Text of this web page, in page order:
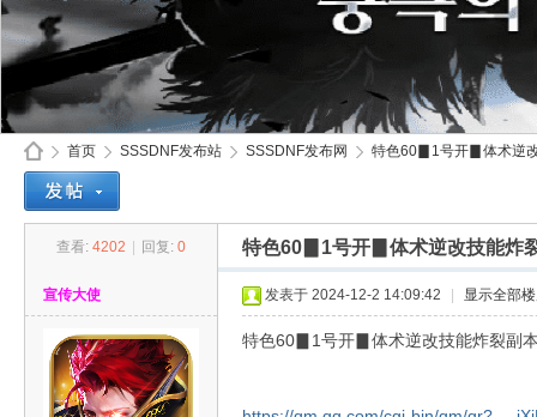
首页
›
SSSDNF发布站 SSSDNF发布网
›
特色60▊1号开▊体术逆
查看: 4202 回复: 0 特色60▊1号开▊体术逆改技能炸
宣传大使 发表于 2024-12-2 14:09:42 显示全部
特色60▊1号开▊体术逆改技能炸裂副